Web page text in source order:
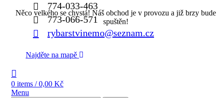
774-033-463
773-066-571
rybarstvinemo@seznam.cz
Najděte na mapě
0 items / 0,00 Kč
Menu
Něco velkého se chystá! Náš obchod je v provozu a již brzy bude
spuštěn!